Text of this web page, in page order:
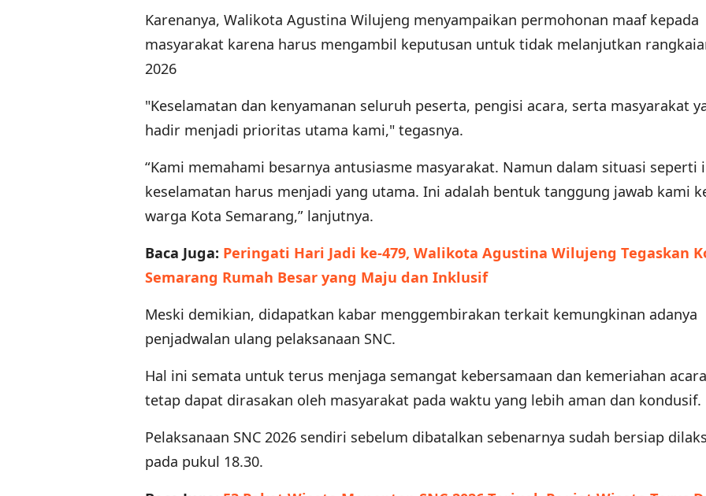
Karenanya, Walikota Agustina Wilujeng menyampaikan permohonan maaf kepada
masyarakat karena harus mengambil keputusan untuk tidak melanjutkan
2026
"Keselamatan dan kenyamanan seluruh peserta, pengisi acara, serta masyarakat
hadir menjadi prioritas utama kami," tegasnya.
“Kami memahami besarnya antusiasme masyarakat. Namun dalam situasi seperti
keselamatan harus menjadi yang utama. Ini adalah bentuk tanggung jawab kami
warga Kota Semarang,” lanjutnya.
Baca Juga: Peringati Hari Jadi ke-479, Walikota Agustina Wilujeng Tegaskan
Semarang Rumah Besar yang Maju dan Inklusif
Meski demikian, didapatkan kabar menggembirakan terkait kemungkinan adanya
penjadwalan ulang pelaksanaan SNC.
Hal ini semata untuk terus menjaga semangat kebersamaan dan kemeriahan
tetap dapat dirasakan oleh masyarakat pada waktu yang lebih aman dan kondusif.
Pelaksanaan SNC 2026 sendiri sebelum dibatalkan sebenarnya sudah bersiap
pada pukul 18.30.